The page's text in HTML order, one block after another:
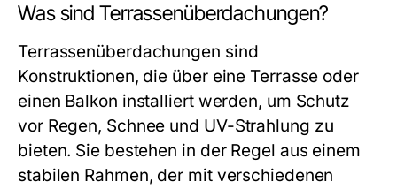
Was sind Terrassenüberdachungen?
Terrassenüberdachungen sind
Konstruktionen, die über eine Terrasse oder
einen Balkon installiert werden, um Schutz
vor Regen, Schnee und UV-Strahlung zu
bieten. Sie bestehen in der Regel aus einem
stabilen Rahmen, der mit verschiedenen